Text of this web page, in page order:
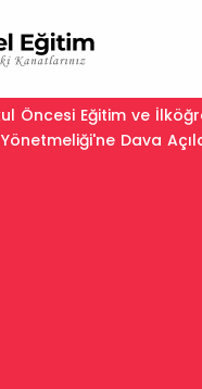
Yönetmeliği'ne Dava